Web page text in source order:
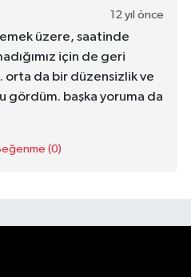
12 yıl önce
üzere, saatinde
için de geri
orta da bir düzensizlik ve
gördüm. başka yoruma da
(0)